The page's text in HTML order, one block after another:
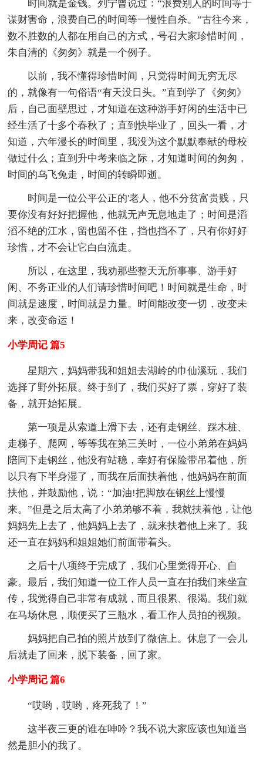
时间就是金钱。列宁曾说过：“浪费别人的时间等于
谋财害命，浪费自己的时间等一慢性自杀。”古往今来，
数不胜数的人都在用自己的方式，号召大家珍惜时间，
朱自清的《匆匆》就是一个例子。
以前，我不懂得珍惜时间，只觉得时间无穷无尽
的，就像有一句俗语“有天没日头。”直到学了《匆匆》
后，自己面壁思过，才知道在这种游手好闲的生活中已
经生活了十多个春秋了；直到快毕业了，回头一看，才
知道，六年漫长的时间里，我没为这个默默奉献的母校
做过什么；直到升中考来临之际，才知道时间的匆匆，
时间的乌飞兔走，时间的转瞬即逝。
时间是一位公平公正的'老人，他不分贫富贵贱，只
要你没有好好把握他，他就无声无息地走了；时间是滔
滔不绝的江水，留也留不住，挡也挡不了，只有你好好
珍惜，才不会让它白白流走。
所以，在这里，我劝那些整天无所事事、游手好
闲、不务正业的人们请珍惜时间吧！时间就是生命，时
间就是速度，时间就是力量。时间能改变一切，改变未
来，改变命运！
小学周记 篇5
星期六，妈妈带我和姐姐去湖岭的巾仙溪玩，我们
选择了野外拓展。终于到了，我们买好了票，穿好了装
备，就开始拓展。
第一项是从索道上滑下去，还有走钢丝、踩木桩、
走梯子、爬网，等等我在第三关时，一位小弟弟在妈妈
陪同下走钢丝，他没有站稳，幸好有保险带吊着他，所
以只有下半身湿了，而我在后面扶着他，他妈妈在前面
扶他，并鼓励他，说：“加油!把脚放在钢丝上慢慢
来。”但是之后太高了小弟弟够不着，我就扶着他，让他
妈妈先上去了，他妈妈上去了，就来扶着他上来了。我
还一直在妈妈和姐姐她们前面带着头。
之后十八项终于完成了，我们心里觉得开心、自
豪。最后，我们知道一位工作人员一直在拍我们来坐宣
传，我觉得自己非常有成就，而且很累、很渴。我们就
在马场休息，顺便买了三瓶水，看工作人员拍的视频。
妈妈把自己拍的照片放到了微信上。休息了一会儿
后就走了回来，脱下装备，回了家。
小学周记 篇6
“哎哟，哎哟，疼死我了！”
这半夜三更的谁在呻吟？我不说大家应该也知道当
然是胆小的我了。